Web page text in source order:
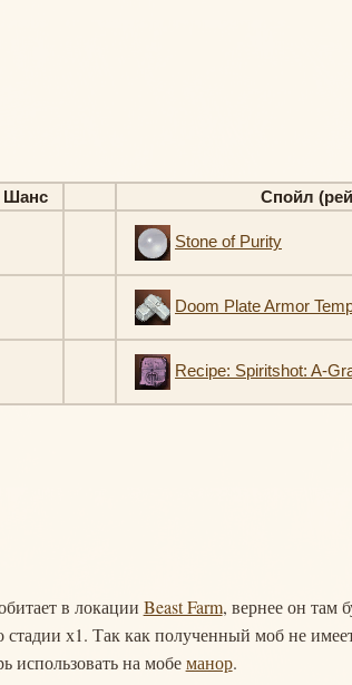
Шанс Спойл
Stone of Purity
Doom Plate Armor
Recipe: Spiritshot: A-
в локации Beast Farm, вернее он там
стадии х1. Так как полученный моб не
использовать на мобеманор.